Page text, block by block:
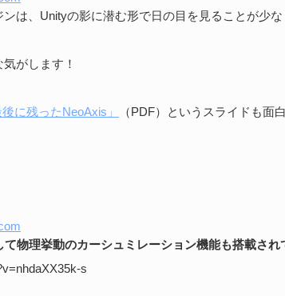
は、Unityの影に潜む形で日の目を見ることが少
がします！
後に残ったNeoAxis」
（PDF）というスライドも面
物理挙動のカーシュミレーション機能も搭載され
s